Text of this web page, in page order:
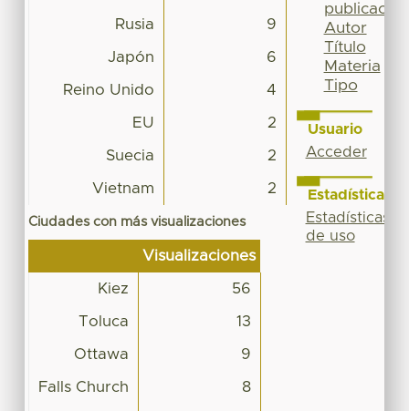
Rusia 9
Japón 6
Reino Unido 4
EU 2
Suecia 2
Vietnam 2
Ciudades con más visualizaciones
Visualizaciones
Kiez 56
Toluca 13
Ottawa 9
Falls Church 8
publicación
Autor
Título
Materia
Tipo
Usuario
Acceder
Estadísticas
Estadísticas
de uso